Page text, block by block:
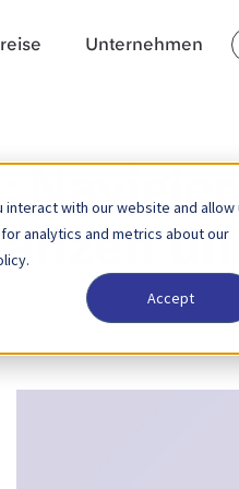
with our website and allow
analytics and metrics about our
Accept
Unternehmen